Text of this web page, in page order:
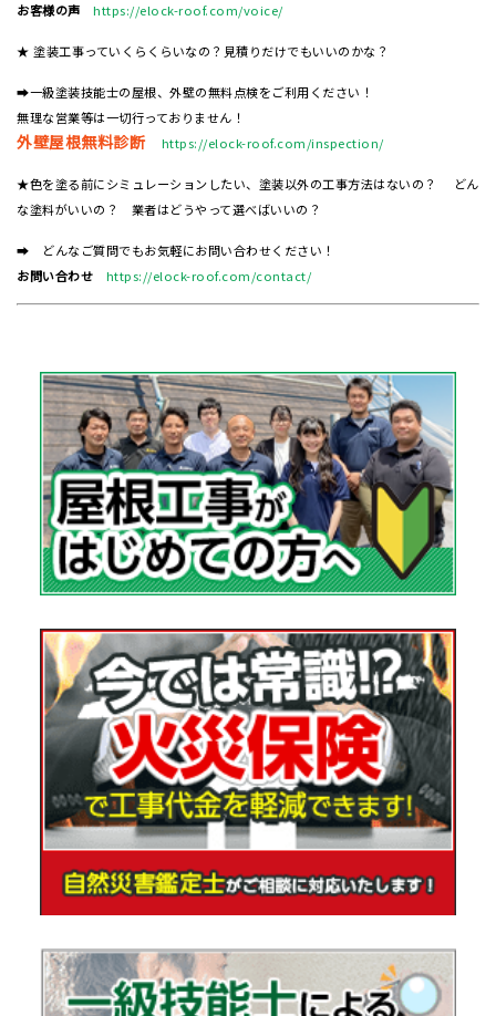
お客様の声
https://elock-roof.com/voice/
★ 塗装工事っていくらくらいなの？見積りだけでもいいのかな？
➡一級塗装技能士の屋根、外壁の無料点検をご利用ください！
無理な営業等は一切行っておりません！
外壁屋根無料診断 https://elock-roof.com/inspection/
★色を塗る前にシミュレーションしたい、塗装以外の工事方法はないの？ どん
な塗料がいいの？ 業者はどうやって選べばいいの？
➡ どんなご質問でもお気軽にお問い合わせください！
お問い合わせ
https://elock-roof.com/contact/